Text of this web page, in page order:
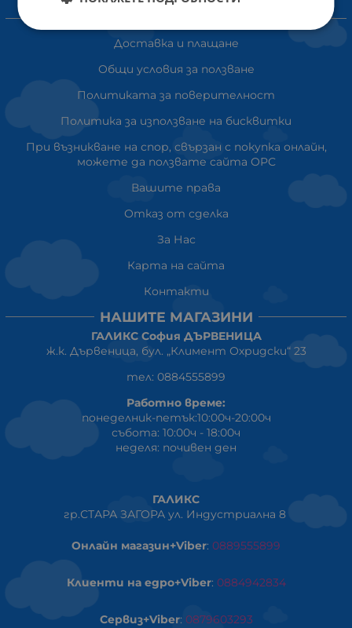
Доставка и плащане
Общи условия за ползване
Политиката за поверителност
Политика за използване на бисквитки
При възникване на спор, свързан с покупка онлайн,
можете да ползвате сайта ОРС
Вашите права
Отказ от сделка
За Нас
Карта на сайта
Контакти
НАШИТЕ МАГАЗИНИ
ГАЛИКС София ДЪРВЕНИЦА
ж.к. Дървеница, бул. „Климент Охридски“ 23
тел: 0884555899
Работно време:
понеделник-петък:10:00ч-20:00ч
събота: 10:00ч - 18:00ч
неделя: почивен ден
ГАЛИКС
гр.СТАРА ЗАГОРА ул. Индустриална 8
Онлайн магазин+Viber: 0889555899
Клиенти на едро+Viber: 0884942834
Сервиз+Viber: 0879603293